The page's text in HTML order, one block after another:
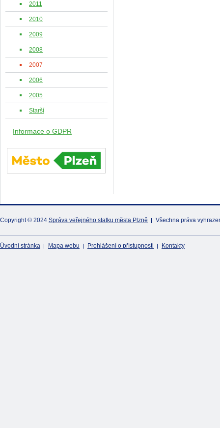
2011
2010
2009
2008
2007
2006
2005
Starší
Informace o GDPR
Copyright © 2024 Správa veřejného statku města Plzně Všechna práva
Úvodní stránka Mapa webu Prohlášení o přístupnosti Kontakty